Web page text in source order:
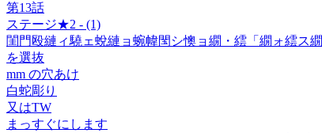
第13話
ステージ★2 - (1)
閨門殴縺ィ驍ェ蛻縺ョ蜿幃閠シ懊ョ繝・繧「繝ォ繧ス
を選抜
mm の穴あけ
白蛇彫り
又はTW
まっすぐにします